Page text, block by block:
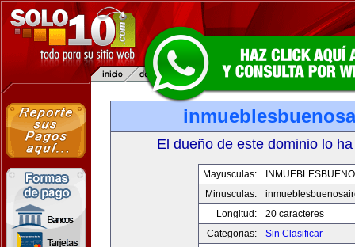
El dueño de este dominio lo
Mayusculas:
Minusculas:
Longitud:
20 caracteres
Categorias:
Sin Clasificar